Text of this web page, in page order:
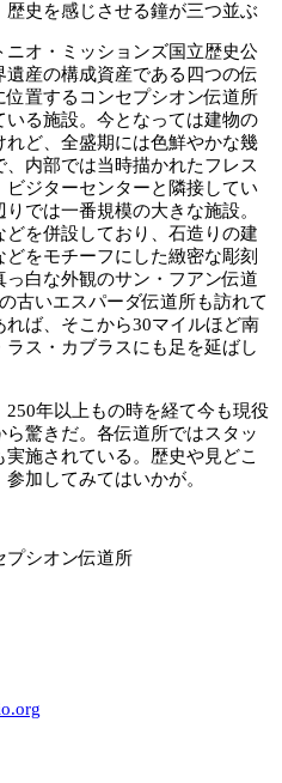
史を感じさせる鐘が三つ並ぶ
オ・ミッションズ国立歴史公
産の構成資産である四つの伝
置するコンセプシオン伝道所
る施設。今となっては建物の
ど、全盛期には色鮮やかな幾
内部では当時描かれたフレス
ジターセンターと隣接してい
では一番規模の大きな施設。
を併設しており、石造りの建
をモチーフにした緻密な彫刻
白な外観のサン・フアン伝道
古いエスパーダ伝道所も訪れて
ば、そこから30マイルほど南
ス・カブラスにも足を延ばし
年以上もの時を経て今も現役
驚きだ。各伝道所ではスタッ
施されている。歴史や見どこ
加してみてはいかが。
プシオン伝道所